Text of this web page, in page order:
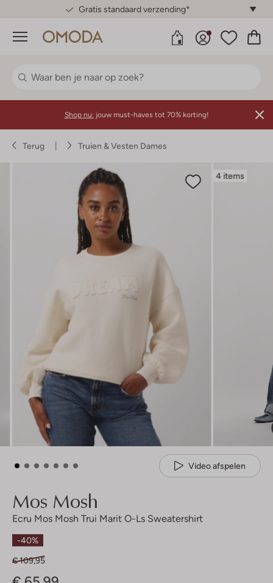
Gratis standaard verzending*
Menu
Shop nu: jouw must-haves tot 70% korting!
Terug Truien & Vesten Dames
4 items
Video afspelen
Mos Mosh
Ecru Mos Mosh Trui Marit O-Ls Sweatershirt
-40%
€ 109,95